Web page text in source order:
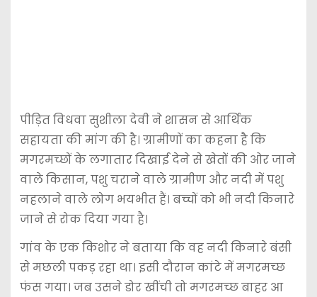
पीड़ित विधवा सुशीला देवी ने शासन से आर्थिक
सहायता की मांग की है। ग्रामीणों का कहना है कि
मगरमच्छों के लगातार दिखाई देने से खेतों की ओर जाने
वाले किसान, पशु चराने वाले ग्रामीण और नदी में पशु
नहलाने वाले लोग भयभीत हैं। बच्चों को भी नदी किनारे
जाने से रोक दिया गया है।
गांव के एक किशोर ने बताया कि वह नदी किनारे बंसी
से मछली पकड़ रहा था। इसी दौरान कांटे में मगरमच्छ
फंस गया। जब उसने डोर खींची तो मगरमच्छ बाहर आ